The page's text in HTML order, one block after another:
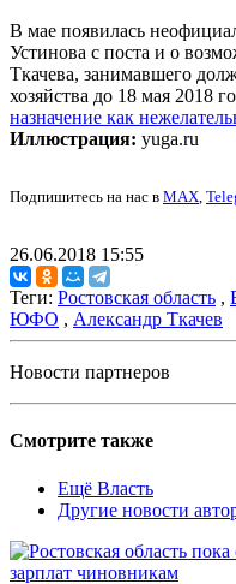
В мае появилась
Устинова с поста и о
Ткачева, занимавшего
хозяйства до 18 мая 2018
назначение как
Иллюстрация: yuga.ru
Подпишитесь на нас в MAX,
26.06.2018 15:55
Теги: Ростовская область ,
ЮФО , Александр Ткачев
Новости партнеров
Смотрите также
Ещё Власть
Другие новости